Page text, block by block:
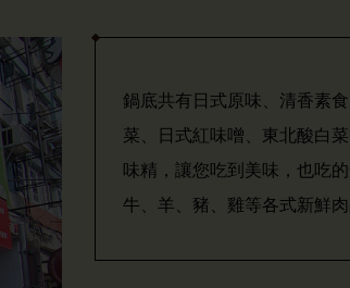
鍋底共有日式原味、清香素
菜、日式紅味噌、東北酸白
味精，讓您吃到美味，也吃
牛、羊、豬、雞等各式新鮮